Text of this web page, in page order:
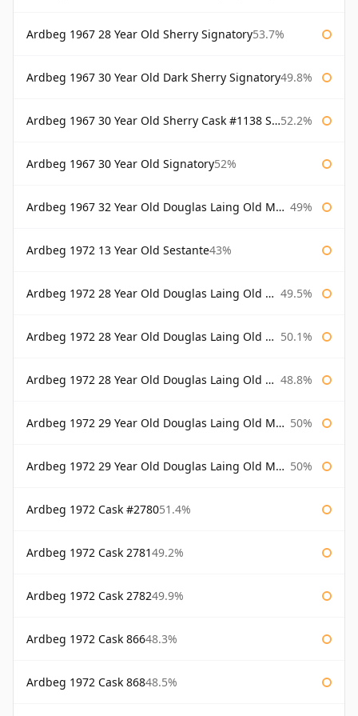
Ardbeg 1967 28 Year Old Sherry Signatory53.7%
Ardbeg 1967 30 Year Old Dark Sherry Signatory49.8%
Ardbeg 1967 30 Year Old Sherry Cask #1138 Signatory 52.2%
Ardbeg 1967 30 Year Old Signatory52%
Ardbeg 1967 32 Year Old Douglas Laing Old Malt Cask 49%
Ardbeg 1972 13 Year Old Sestante43%
Ardbeg 1972 28 Year Old Douglas Laing Old Malt Cask 49.5%
Ardbeg 1972 28 Year Old Douglas Laing Old Malt Cask Bottled 2000 50.1%
Ardbeg 1972 28 Year Old Douglas Laing Old Malt Cask Bottled 2001 48.8%
Ardbeg 1972 29 Year Old Douglas Laing Old Malt Cask 50%
Ardbeg 1972 29 Year Old Douglas Laing Old Malt Cask Bottled 2001 50%
Ardbeg 1972 Cask #278051.4%
Ardbeg 1972 Cask 278149.2%
Ardbeg 1972 Cask 278249.9%
Ardbeg 1972 Cask 86648.3%
Ardbeg 1972 Cask 86848.5%